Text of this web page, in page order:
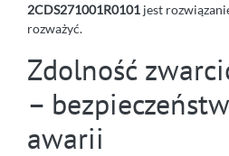
2CDS271001R0101 jest
rozważyć.
Zdolność
–
awarii